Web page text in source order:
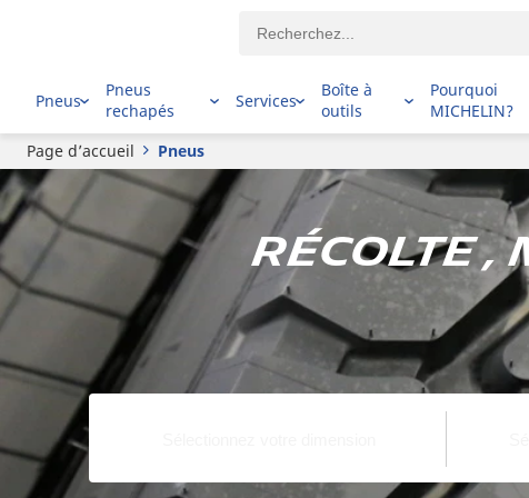
Pneus
Pneus
rechapés
Services
Boîte à
outils
Pourquoi
MICHELIN?
Page d’accueil Pneus
Récolte ,